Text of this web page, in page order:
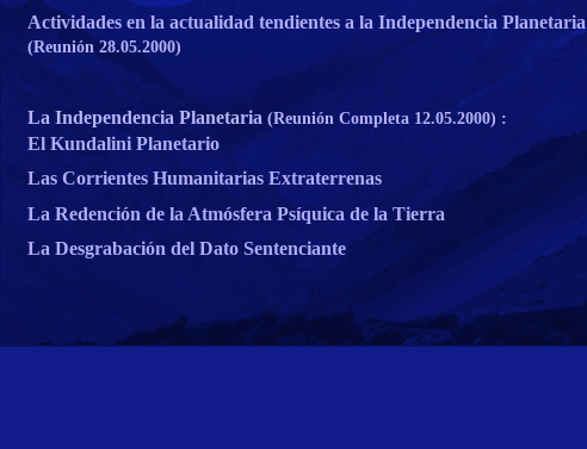
Actividades en la actualidad tendientes a la Independencia Planetaria
(Reunión 28.05.2000)
La Independencia Planetaria (Reunión Completa 12.05.2000) :
El Kundalini Planetario
Las Corrientes Humanitarias Extraterrenas
La Redención de la Atmósfera Psíquica de la Tierra
La Desgrabación del Dato Sentenciante